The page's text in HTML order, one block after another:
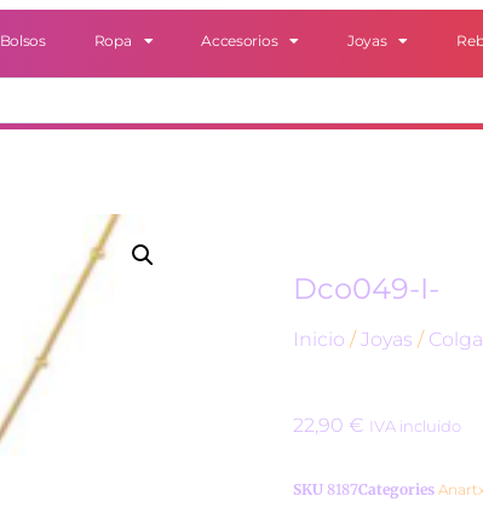
Bolsos Ropa Accesorios Joyas
Dco049-I-
Inicio /Joyas /
22,90 € IVA incluido
SKU 8187Categories